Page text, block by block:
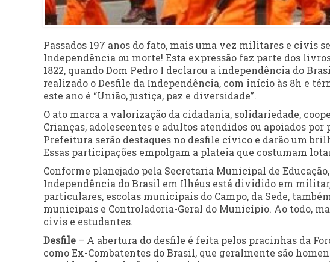
Passados 197 anos do fato, mais uma vez militares e civis
Independência ou morte! Esta expressão faz parte dos
1822, quando Dom Pedro I declarou a independência do
realizado o Desfile da Independência, com início às 8h e
este ano é “União, justiça, paz e diversidade”.
O ato marca a valorização da cidadania, solidariedade,
Crianças, adolescentes e adultos atendidos ou apoiados
Prefeitura serão destaques no desfile cívico e darão um
Essas participações empolgam a plateia que costumam
Conforme planejado pela Secretaria Municipal de
Independência do Brasil em Ilhéus está dividido em
particulares, escolas municipais do Campo, da Sede,
municipais e Controladoria-Geral do Município. Ao todo,
civis e estudantes.
Desfile – A abertura do desfile é feita pelos pracinhas da
como Ex-Combatentes do Brasil, que geralmente são